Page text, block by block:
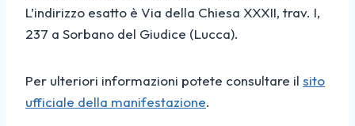
L’indirizzo esatto è Via della Chiesa XXXII, trav. I,
237 a Sorbano del Giudice (Lucca).
Per ulteriori informazioni potete consultare il sito
ufficiale della manifestazione.